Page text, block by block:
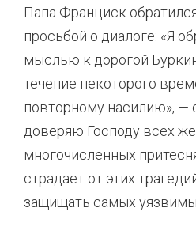
Папа Франциск
просьбой о диалоге: «Я
мыслью к дорогой
течение некоторого
повторному насилию», —
доверяю Господу всех
многочисленных
страдает от этих
защищать самых